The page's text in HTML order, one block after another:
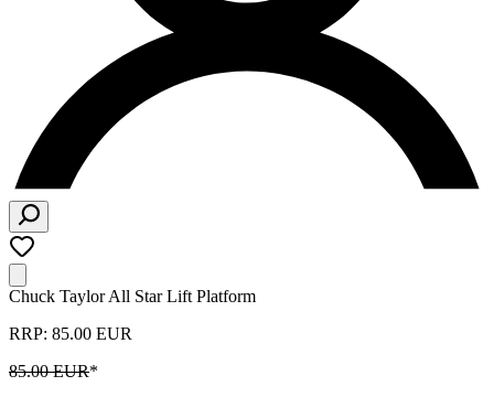
Chuck Taylor All Star Lift Platform
RRP: 85.00 EUR
85.00 EUR*